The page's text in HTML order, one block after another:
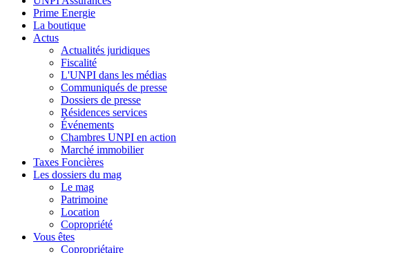
Prime Energie
La boutique
Actus
Actualités juridiques
Fiscalité
L'UNPI dans les médias
Communiqués de presse
Dossiers de presse
Résidences services
Événements
Chambres UNPI en action
Marché immobilier
Taxes Foncières
Les dossiers du mag
Le mag
Patrimoine
Location
Copropriété
Vous êtes
Copropriétaire